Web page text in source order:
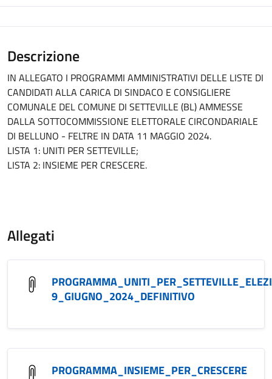
Descrizione
IN ALLEGATO I PROGRAMMI AMMINISTRATIVI DELLE LISTE DI
CANDIDATI ALLA CARICA DI SINDACO E CONSIGLIERE
COMUNALE DEL COMUNE DI SETTEVILLE (BL) AMMESSE
DALLA SOTTOCOMMISSIONE ELETTORALE CIRCONDARIALE
DI BELLUNO - FELTRE IN DATA 11 MAGGIO 2024.
LISTA 1: UNITI PER SETTEVILLE;
LISTA 2: INSIEME PER CRESCERE.
Allegati
9_GIUGNO_2024_DEFINITIVO
PROGRAMMA_INSIEME_PER_CRESCERE